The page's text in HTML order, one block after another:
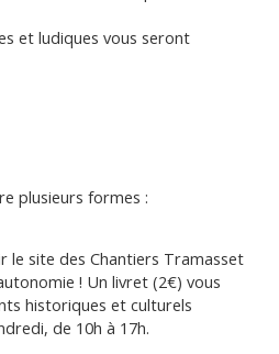
et ludiques vous seront
plusieurs formes :
le site des Chantiers Tramasset
! Un livret (2€) vous
historiques et culturels
de 10h à 17h.